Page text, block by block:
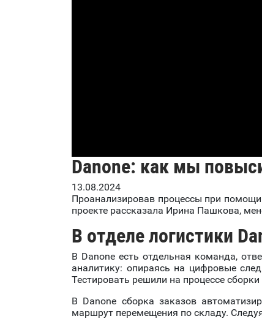
Danone: как мы
13.08.2024
Проанализировав процессы при
проекте рассказала Ирина Пашкова,
В отделе логистики
В Danone есть отдельная команда,
аналитику: опираясь на цифровые
Тестировать решили на процессе сборки
В Danone сборка заказов
маршрут перемещения по складу.